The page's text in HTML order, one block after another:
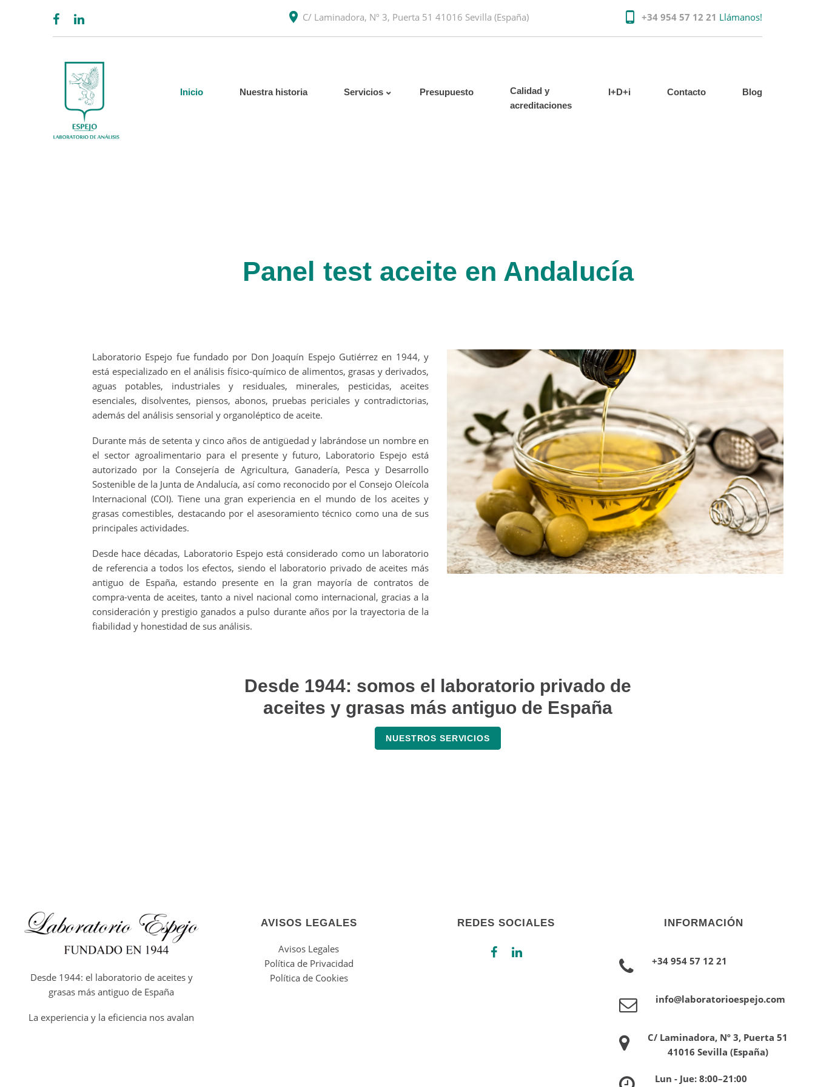
C/ Laminadora, Nº 3, Puerta 51 41016 Sevilla (España) +34 954 57 12 21 Llámanos!
Inicio Nuestra historia Servicios Presupuesto
Calidad y
acreditaciones
I+D+i Contacto Blog
Panel test aceite en Andalucía
Laboratorio Espejo fue fundado por Don Joaquín Espejo Gutiérrez en 1944, y
está especializado en el análisis físico-químico de alimentos, grasas y derivados,
aguas potables, industriales y residuales, minerales, pesticidas, aceites
esenciales, disolventes, piensos, abonos, pruebas periciales y contradictorias,
además del análisis sensorial y organoléptico de aceite.
Durante más de setenta y cinco años de antigüedad y labrándose un nombre en
el sector agroalimentario para el presente y futuro, Laboratorio Espejo está
autorizado por la Consejería de Agricultura, Ganadería, Pesca y Desarrollo
Sostenible de la Junta de Andalucía, así como reconocido por el Consejo Oleícola
Internacional (COI). Tiene una gran experiencia en el mundo de los aceites y
grasas comestibles, destacando por el asesoramiento técnico como una de sus
principales actividades.
Desde hace décadas, Laboratorio Espejo está considerado como un laboratorio
de referencia a todos los efectos, siendo el laboratorio privado de aceites más
antiguo de España, estando presente en la gran mayoría de contratos de
compra-venta de aceites, tanto a nivel nacional como internacional, gracias a la
consideración y prestigio ganados a pulso durante años por la trayectoria de la
fiabilidad y honestidad de sus análisis.
Desde 1944: somos el laboratorio privado de
aceites y grasas más antiguo de España
NUESTROS SERVICIOS
Desde 1944: el laboratorio de aceites y
grasas más antiguo de España
La experiencia y la eficiencia nos avalan
AVISOS LEGALES
Avisos Legales
Política de Privacidad
Política de Cookies
REDES SOCIALES INFORMACIÓN
+34 954 57 12 21
info@laboratorioespejo.com
C/ Laminadora, Nº 3, Puerta 51
41016 Sevilla (España)
Lun - Jue: 8:00–21:00